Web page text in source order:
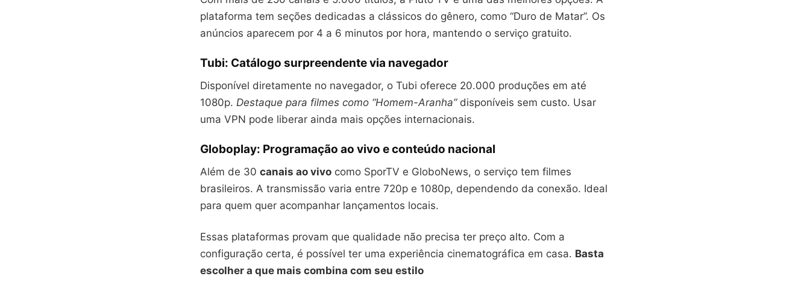
plataforma tem seções dedicadas a clássicos do gênero, como “Duro de Matar”. Os
anúncios aparecem por 4 a 6 minutos por hora, mantendo o serviço gratuito.
Tubi: Catálogo surpreendente via navegador
Disponível diretamente no navegador, o Tubi oferece 20.000 produções em até
1080p. Destaque para filmes como “Homem-Aranha”disponíveis sem custo. Usar
uma VPN pode liberar ainda mais opções internacionais.
Globoplay: Programação ao vivo e conteúdo nacional
Além de 30 canais ao vivo como SporTV e GloboNews, o serviço tem filmes
brasileiros. A transmissão varia entre 720p e 1080p, dependendo da conexão. Ideal
para quem quer acompanhar lançamentos locais.
Essas plataformas provam que qualidade não precisa ter preço alto. Com a
configuração certa, é possível ter uma experiência cinematográfica em casa. Basta
escolher a que mais combina com seu estilo